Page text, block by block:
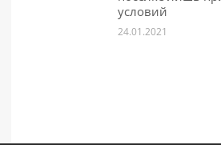
условий
24.01.2021